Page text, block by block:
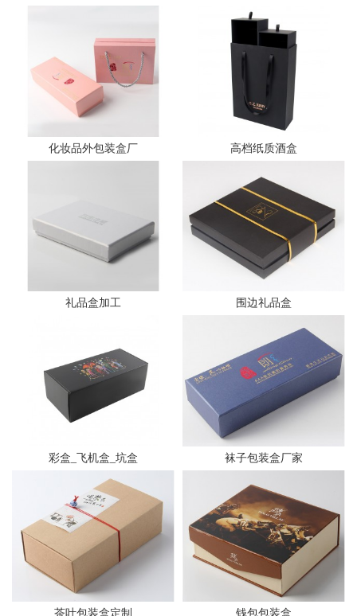
化妆品外包装盒厂 高档纸质酒盒
礼品盒加工 围边礼品盒
彩盒_飞机盒_坑盒 袜子包装盒厂家
茶叶包装盒定制 钱包包装盒